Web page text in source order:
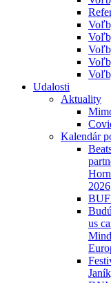
Udalosti
Aktuality
Kalendár
2026
us